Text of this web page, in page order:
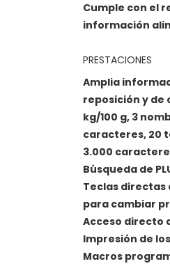
Cumple con el
información
PRESTACIONES
Amplia
reposición y de
kg/100 g, 3
caracteres, 20
3.000
Búsqueda de
Teclas directas
para cambiar
Acceso directo
Impresión de
Macros